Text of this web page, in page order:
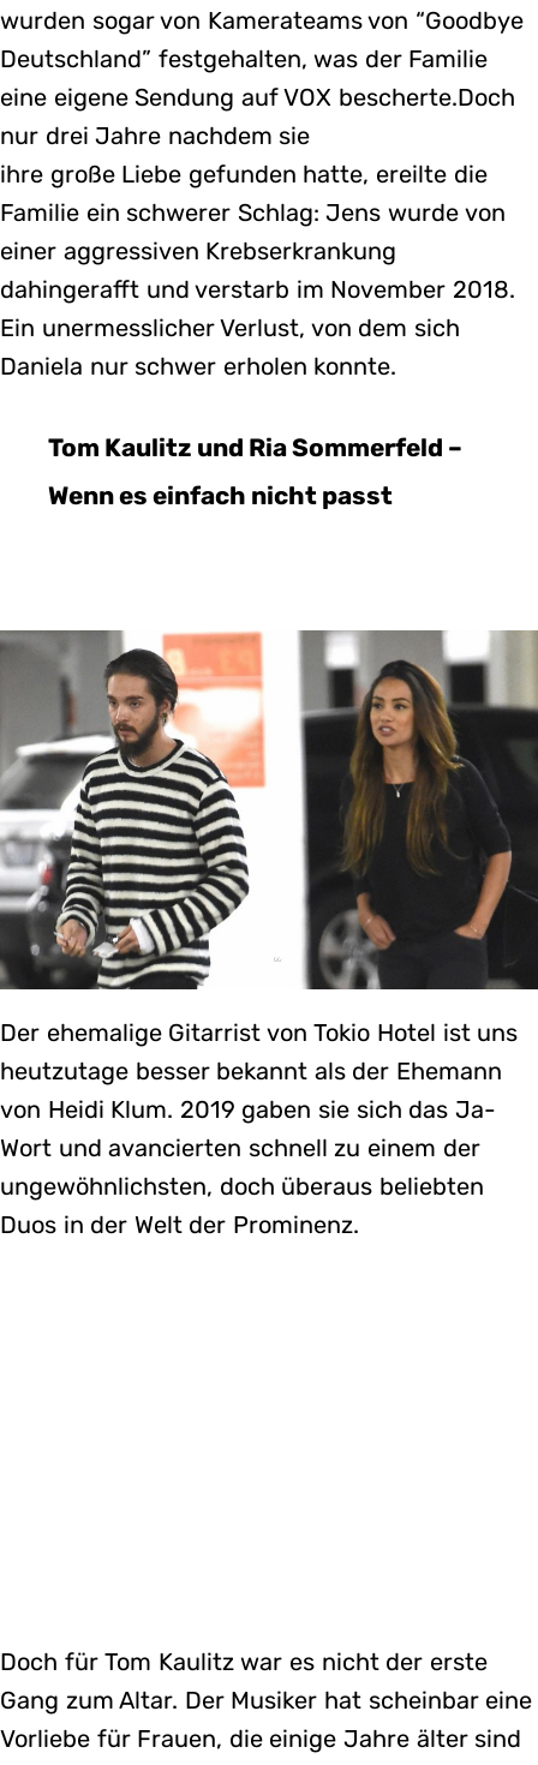
wurden sogar von Kamerateams von “Goodbye
Deutschland” festgehalten, was der Familie
eine eigene Sendung auf VOX bescherte.Doch
nur drei Jahre nachdem sie
ihre große Liebe gefunden hatte, ereilte die
Familie ein schwerer Schlag: Jens wurde von
einer aggressiven Krebserkrankung
dahingerafft und verstarb im November 2018.
Ein unermesslicher Verlust, von dem sich
Daniela nur schwer erholen konnte.
Tom Kaulitz und Ria Sommerfeld –
Wenn es einfach nicht passt
Der ehemalige Gitarrist von Tokio Hotel ist uns
heutzutage besser bekannt als der Ehemann
von Heidi Klum. 2019 gaben sie sich das Ja-
Wort und avancierten schnell zu einem der
ungewöhnlichsten, doch überaus beliebten
Duos in der Welt der Prominenz.
Doch für Tom Kaulitz war es nicht der erste
Gang zum Altar. Der Musiker hat scheinbar eine
Vorliebe für Frauen, die einige Jahre älter sind